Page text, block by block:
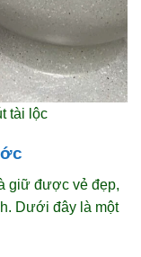
tài lộc
giữ được vẻ đẹp,
Dưới đây là một